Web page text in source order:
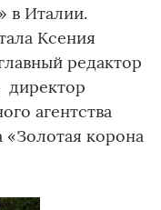
в Италии.
Ксения
редактор
директор
агентства
«Золотая корона